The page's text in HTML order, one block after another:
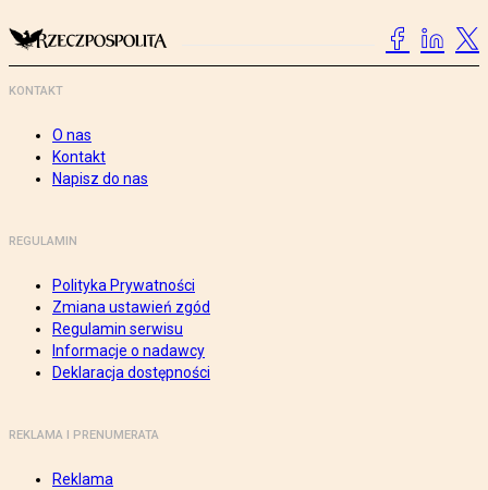
KONTAKT
O nas
Kontakt
Napisz do nas
REGULAMIN
Polityka Prywatności
Zmiana ustawień zgód
Regulamin serwisu
Informacje o nadawcy
Deklaracja dostępności
REKLAMA I PRENUMERATA
Reklama